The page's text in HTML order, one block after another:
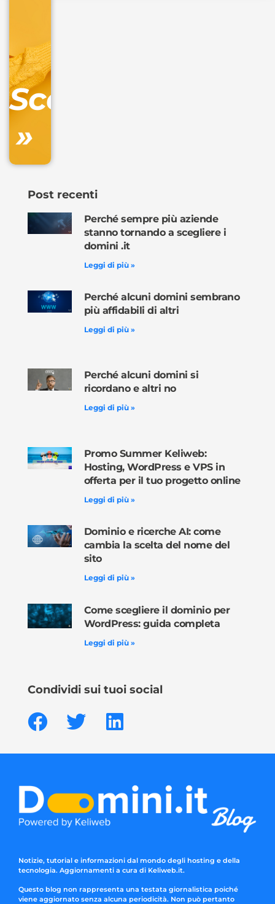
Scopri
»
Post recenti
Perché sempre più aziende
stanno tornando a scegliere i
domini .it
Leggi di più »
Perché alcuni domini sembrano
più affidabili di altri
Leggi di più »
Perché alcuni domini si
ricordano e altri no
Leggi di più »
Promo Summer Keliweb:
Hosting, WordPress e VPS in
offerta per il tuo progetto online
Leggi di più »
Dominio e ricerche AI: come
cambia la scelta del nome del
sito
Leggi di più »
Come scegliere il dominio per
WordPress: guida completa
Leggi di più »
Condividi sui tuoi social
Notizie, tutorial e informazioni dal mondo degli hosting e della
tecnologia. Aggiornamenti a cura di Keliweb.it.
Questo blog non rappresenta una testata giornalistica poiché
viene aggiornato senza alcuna periodicità. Non può pertanto